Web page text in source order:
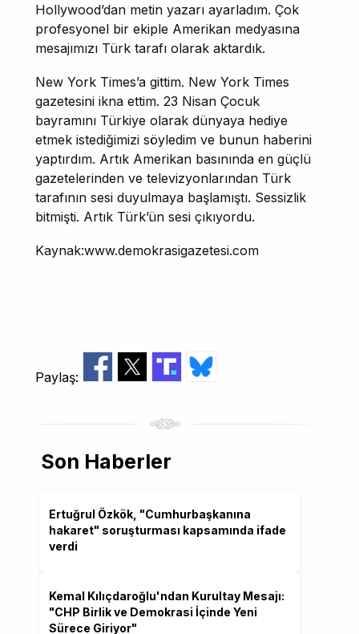
Hollywood’dan metin yazarı ayarladım. Çok
profesyonel bir ekiple Amerikan medyasına
mesajımızı Türk tarafı olarak aktardık.
New York Times’a gittim. New York Times
gazetesini ikna ettim. 23 Nisan Çocuk
bayramını Türkiye olarak dünyaya hediye
etmek istediğimizi söyledim ve bunun haberini
yaptırdım. Artık Amerikan basınında en güçlü
gazetelerinden ve televizyonlarından Türk
tarafının sesi duyulmaya başlamıştı. Sessizlik
bitmişti. Artık Türk’ün sesi çıkıyordu.
Kaynak:www.demokrasigazetesi.com
Paylaş:
Son Haberler
Ertuğrul Özkök, "Cumhurbaşkanına
hakaret" soruşturması kapsamında ifade
verdi
Kemal Kılıçdaroğlu'ndan Kurultay Mesajı:
"CHP Birlik ve Demokrasi İçinde Yeni
Sürece Giriyor"